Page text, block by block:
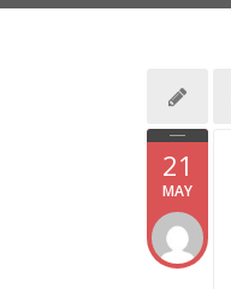
21
MAY